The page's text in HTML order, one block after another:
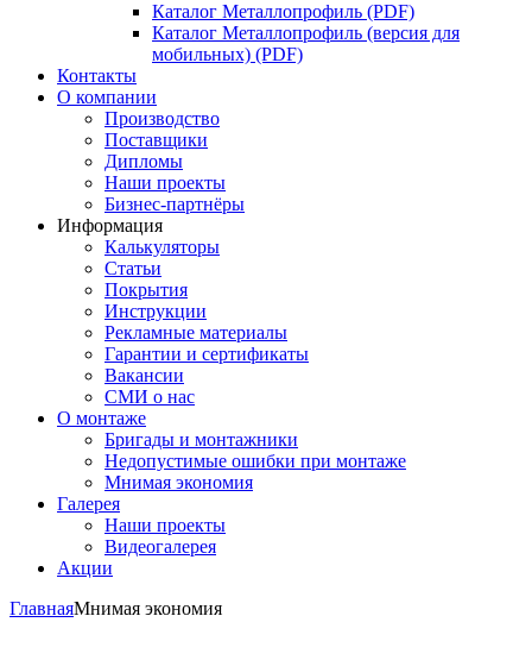
Каталог Металлопрофиль (PDF)
Каталог Металлопрофиль (версия для
мобильных) (PDF)
Контакты
О компании
Производство
Поставщики
Дипломы
Наши проекты
Бизнес-партнёры
Информация
Калькуляторы
Статьи
Покрытия
Инструкции
Рекламные материалы
Гарантии и сертификаты
Вакансии
СМИ о нас
О монтаже
Бригады и монтажники
Недопустимые ошибки при монтаже
Мнимая экономия
Галерея
Наши проекты
Видеогалерея
Акции
ГлавнаяМнимая экономия